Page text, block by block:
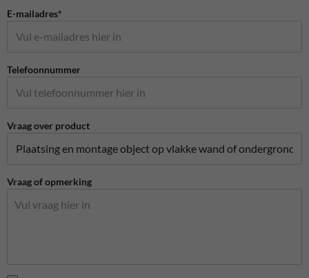
E-mailadres*
Telefoonnummer
Vraag over product
Vraag of opmerking